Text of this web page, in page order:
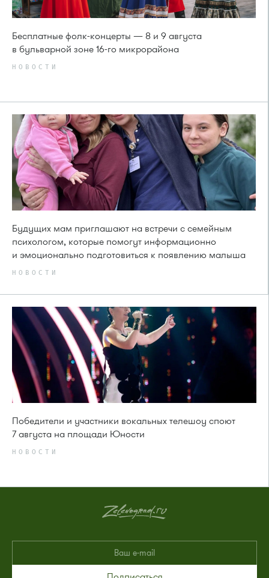
Бесплатные фолк-концерты — 8 и 9 августа
в бульварной зоне 16-го микрорайона
НОВОСТИ
Будущих мам приглашают на встречи с семейным
психологом, которые помогут информационно
и эмоционально подготовиться к появлению малыша
НОВОСТИ
Победители и участники вокальных телешоу споют
7 августа на площади Юности
НОВОСТИ